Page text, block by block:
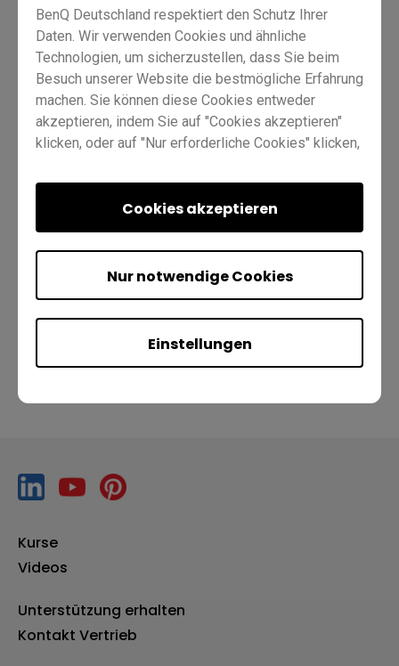
BenQ Deutschland respektiert den Schutz Ihrer
Daten. Wir verwenden Cookies und ähnliche
Technologien, um sicherzustellen, dass Sie beim
Besuch unserer Website die bestmögliche Erfahrung
machen. Sie können diese Cookies entweder
akzeptieren, indem Sie auf "Cookies akzeptieren"
klicken, oder auf "Nur erforderliche Cookies" klicken,
abzulehnen. Sie können Ihre Cookie-Einstellungen
hier jederzeit anpassen. Weitere Informationen
finden Sie in unsererCookie-Richtlinieund in
unsererDatenschutzrichtlinie.
Einstellungen
Nur notwendige Cookies
Cookies akzeptieren
Hauptgerät RM03 Meister RM02 Wesentlich RE01
Lehrkraft IT Ausbilder
War dies hilfreich?
Vorherige Nächste
Kurse
Videos
Unterstützung erhalten
Kontakt Vertrieb